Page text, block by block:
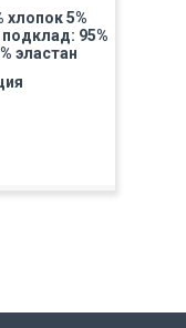
хлопок 5%
95%
эластан